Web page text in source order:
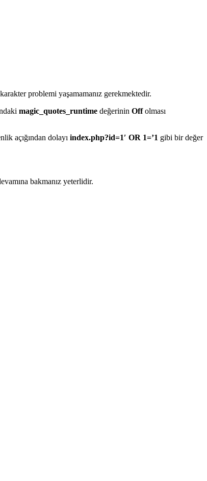
problemi yaşamamanız gerekmektedir.
magic_quotes_runtime değerinin Offolması
açığından dolayı index.php?id=1′ OR 1=’1 gibi bir değer
bakmanız yeterlidir.